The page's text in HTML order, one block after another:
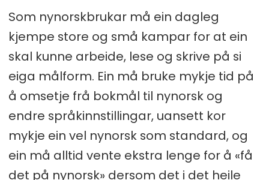
Som nynorskbrukar må ein dagleg
kjempe store og små kampar for at ein
skal kunne arbeide, lese og skrive på si
eiga målform. Ein må bruke mykje tid på
å omsetje frå bokmål til nynorsk og
endre språkinnstillingar, uansett kor
mykje ein vel nynorsk som standard, og
ein må alltid vente ekstra lenge for å «få
det på nynorsk» dersom det i det heile